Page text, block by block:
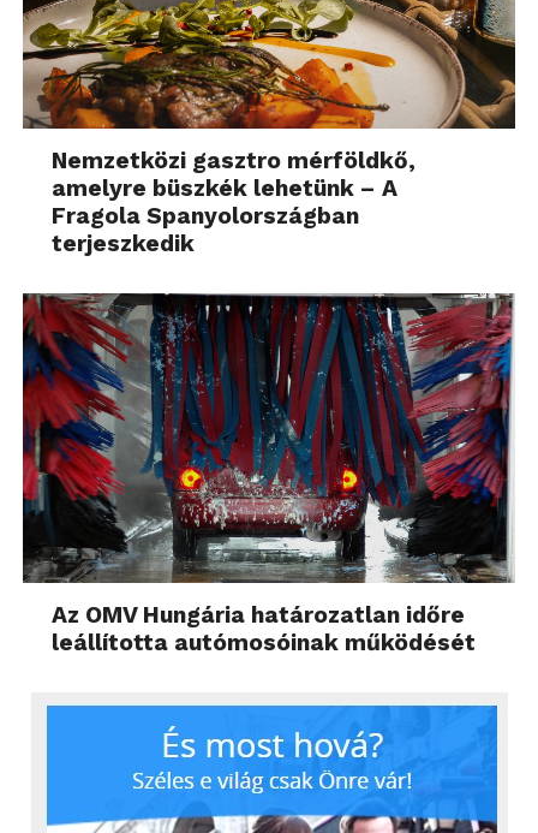
Nemzetközi gasztro mérföldkő,
amelyre büszkék lehetünk – A
Fragola Spanyolországban
terjeszkedik
Az OMV Hungária határozatlan időre
leállította autómosóinak működését